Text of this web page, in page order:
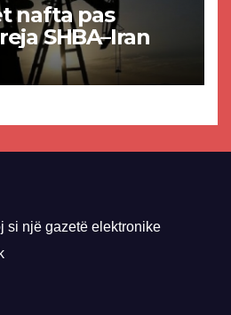
nafta pas
SHBA–Iran
si një gazetë elektronike